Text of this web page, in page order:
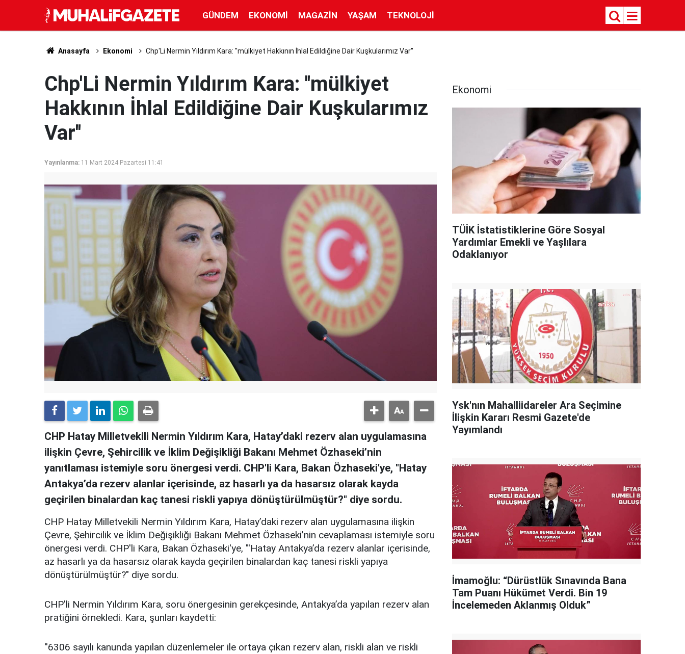
GÜNDEM EKONOMI MAGAZIN YAŞAM TEKNOLOJI
Anasayfa Ekonomi Chp'Li Nermin Yıldırım Kara: ''mülkiyet Hakkının İhlal Edildiğine Dair Kuşkularımız Var''
Chp'Li Nermin Yıldırım Kara: ''mülkiyet
Hakkının İhlal Edildiğine Dair Kuşkularımız
Var''
Yayınlanma: 11 Mart 2024 Pazartesi 11:41
CHP Hatay Milletvekili Nermin Yıldırım Kara, Hatay’daki rezerv alan uygulamasına
ilişkin Çevre, Şehircilik ve İklim Değişikliği Bakanı Mehmet Özhaseki’nin
yanıtlaması istemiyle soru önergesi verdi. CHP'li Kara, Bakan Özhaseki'ye, "Hatay
Antakya’da rezerv alanlar içerisinde, az hasarlı ya da hasarsız olarak kayda
geçirilen binalardan kaç tanesi riskli yapıya dönüştürülmüştür?" diye sordu.
CHP Hatay Milletvekili Nermin Yıldırım Kara, Hatay’daki rezerv alan uygulamasına ilişkin
Çevre, Şehircilik ve İklim Değişikliği Bakanı Mehmet Özhaseki’nin cevaplaması istemiyle soru
önergesi verdi. CHP'li Kara, Bakan Özhaseki'ye, "'Hatay Antakya’da rezerv alanlar içerisinde,
az hasarlı ya da hasarsız olarak kayda geçirilen binalardan kaç tanesi riskli yapıya
dönüştürülmüştür?" diye sordu.
CHP'li Nermin Yıldırım Kara, soru önergesinin gerekçesinde, Antakya’da yapılan rezerv alan
pratiğini örnekledi. Kara, şunları kaydetti:
''6306 sayılı kanunda yapılan düzenlemeler ile ortaya çıkan rezerv alan, riskli alan ve riskli
Ekonomi
TÜİK İstatistiklerine Göre Sosyal
Yardımlar Emekli ve Yaşlılara
Odaklanıyor
Ysk'nın Mahalliidareler Ara Seçimine
İlişkin Kararı Resmi Gazete'de
Yayımlandı
İmamoğlu: “Dürüstlük Sınavında Bana
Tam Puanı Hükümet Verdi. Bin 19
İncelemeden Aklanmış Olduk”